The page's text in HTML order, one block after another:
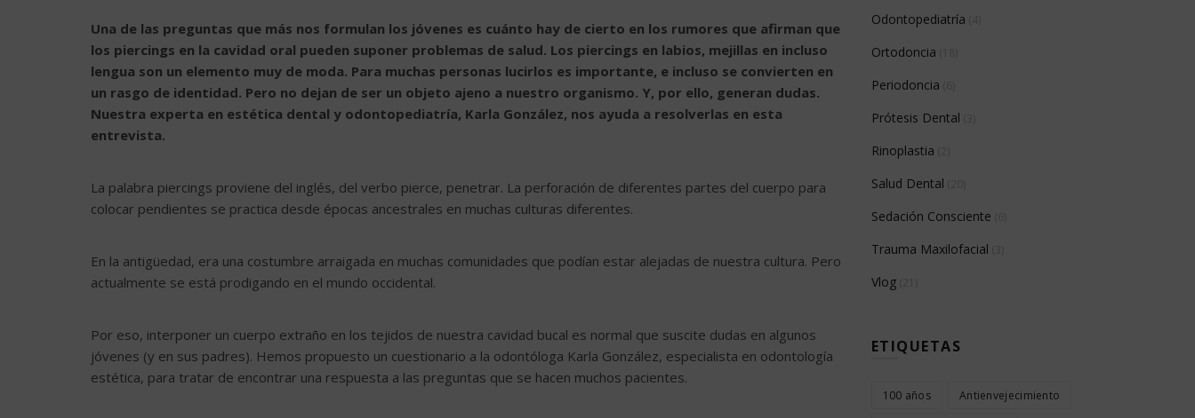
Una de las preguntas que más nos formulan los jóvenes es cuánto hay de cierto en los rumores que afirman que
los piercings en la cavidad oral pueden suponer problemas de salud. Los piercings en labios, mejillas en incluso
lengua son un elemento muy de moda. Para muchas personas lucirlos es importante, e incluso se convierten en
un rasgo de identidad. Pero no dejan de ser un objeto ajeno a nuestro organismo. Y, por ello, generan dudas.
Nuestra experta en estética dental y odontopediatría, Karla González, nos ayuda a resolverlas en esta
entrevista.
La palabra piercings proviene del inglés, del verbo pierce, penetrar. La perforación de diferentes partes del cuerpo para
colocar pendientes se practica desde épocas ancestrales en muchas culturas diferentes.
En la antigüedad, era una costumbre arraigada en muchas comunidades que podían estar alejadas de nuestra cultura. Pero
actualmente se está prodigando en el mundo occidental.
Por eso, interponer un cuerpo extraño en los tejidos de nuestra cavidad bucal es normal que suscite dudas en algunos
jóvenes (y en sus padres). Hemos propuesto un cuestionario a la odontóloga Karla González, especialista en odontología
estética, para tratar de encontrar una respuesta a las preguntas que se hacen muchos pacientes.
Odontopediatría
Ortodoncia
Periodoncia
Prótesis Dental
Rinoplastia
Salud Dental
Sedación Consciente
Trauma Maxilofacial
Vlog(21)
ETIQUETAS
100 años Antienvejecimiento